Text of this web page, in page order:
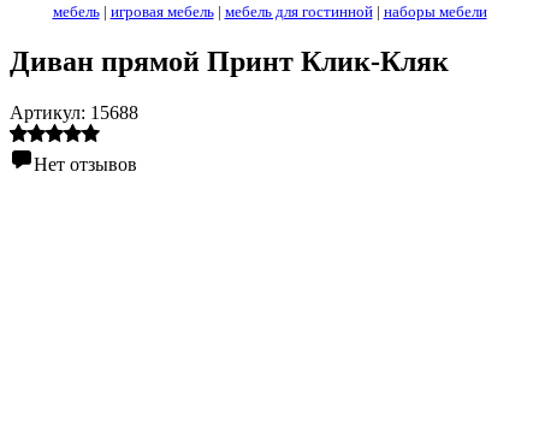
мебель| игровая мебель| мебель для гостинной| наборы мебели
Диван прямой Принт Клик-Кляк
Артикул: 15688
Нет отзывов